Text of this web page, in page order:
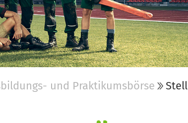
und Praktikumsbörse